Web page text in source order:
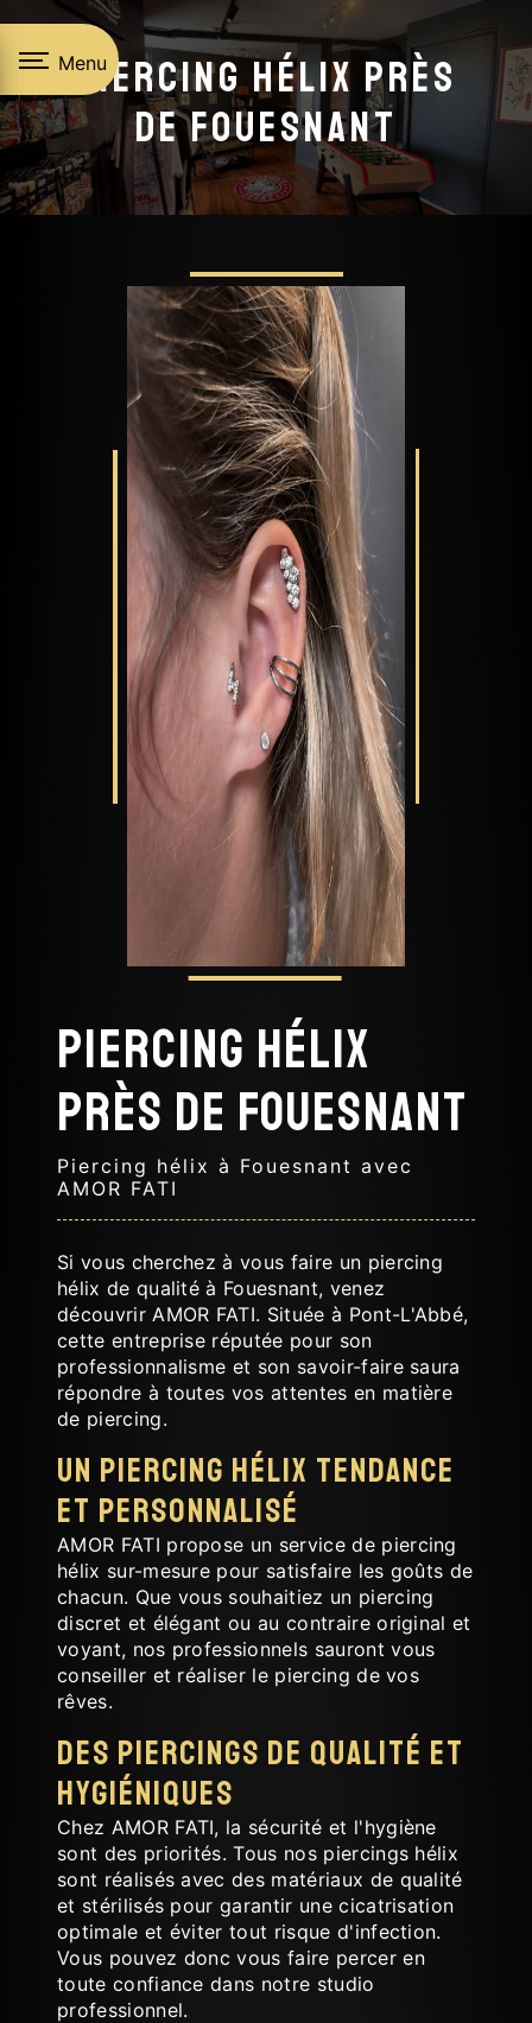
Menu
Piercing hélix près
de Fouesnant
Piercing hélix
près de Fouesnant
Piercing hélix à Fouesnant avec
AMOR FATI
Si vous cherchez à vous faire un piercing
hélix de qualité à Fouesnant, venez
découvrir AMOR FATI. Située à Pont-L'Abbé,
cette entreprise réputée pour son
professionnalisme et son savoir-faire saura
répondre à toutes vos attentes en matière
de piercing.
Un piercing hélix tendance
et personnalisé
AMOR FATI propose un service de piercing
hélix sur-mesure pour satisfaire les goûts de
chacun. Que vous souhaitiez un piercing
discret et élégant ou au contraire original et
voyant, nos professionnels sauront vous
conseiller et réaliser le piercing de vos
rêves.
Des piercings de qualité et
hygiéniques
Chez AMOR FATI, la sécurité et l'hygiène
sont des priorités. Tous nos piercings hélix
sont réalisés avec des matériaux de qualité
et stérilisés pour garantir une cicatrisation
optimale et éviter tout risque d'infection.
Vous pouvez donc vous faire percer en
toute confiance dans notre studio
professionnel.
Panneau de gestion des cookies